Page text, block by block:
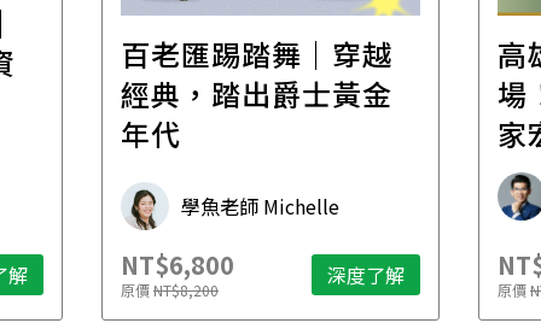
解
百老匯踢踏舞｜穿越
經典，踏出爵士黃金
年代
學魚老師 Michelle
NT$6,800
原價NT$8,200 深度了解
高
場
家
承
原價